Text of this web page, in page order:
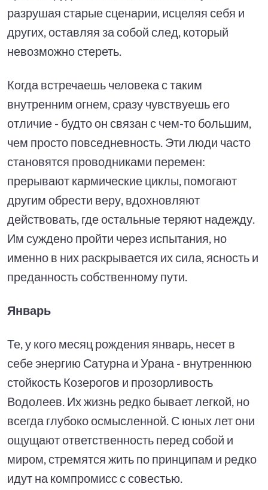
разрушая старые сценарии, исцеляя себя и
других, оставляя за собой след, который
невозможно стереть.
Когда встречаешь человека с таким
внутренним огнем, сразу чувствуешь его
отличие - будто он связан с чем-то большим,
чем просто повседневность. Эти люди часто
становятся проводниками перемен:
прерывают кармические циклы, помогают
другим обрести веру, вдохновляют
действовать, где остальные теряют надежду.
Им суждено пройти через испытания, но
именно в них раскрывается их сила, ясность и
преданность собственному пути.
Январь
Те, у кого месяц рождения январь, несет в
себе энергию Сатурна и Урана - внутреннюю
стойкость Козерогов и прозорливость
Водолеев. Их жизнь редко бывает легкой, но
всегда глубоко осмысленной. С юных лет они
ощущают ответственность перед собой и
миром, стремятся жить по принципам и редко
идут на компромисс с совестью.